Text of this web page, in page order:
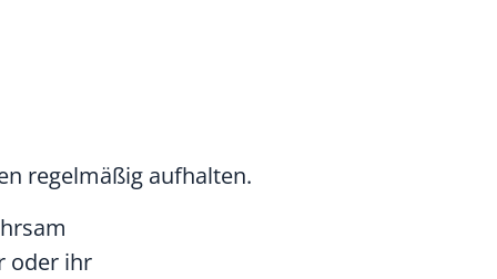
regelmäßig aufhalten.
oder ihr